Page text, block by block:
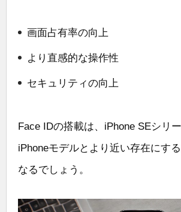
画面占有率の向上
より直感的な操作性
セキュリティの向上
Face IDの搭載は、iPhone SEシリ
iPhoneモデルとより近い存在にす
なるでしょう。